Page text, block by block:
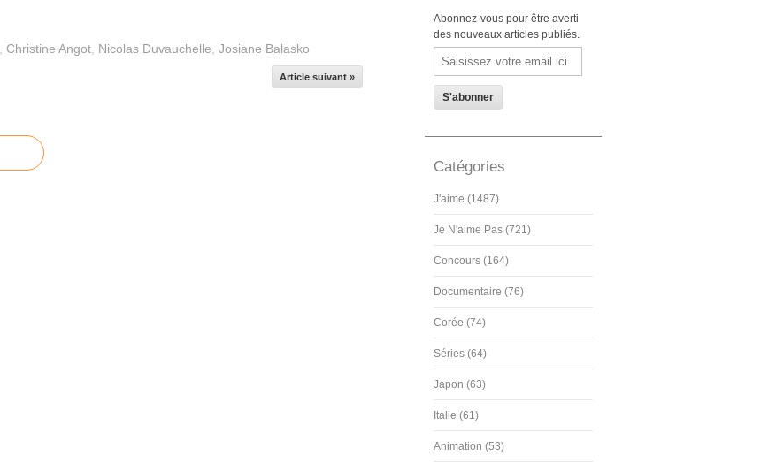
Christine Angot Nicolas Duvauchelle Josiane Balasko
Article suivant »
Abonnez-vous pour être averti
des nouveaux articles publiés.
Email
Catégories
J'aime (1487)
Je N'aime Pas (721)
Concours (164)
Documentaire (76)
Corée (74)
Séries (64)
Japon (63)
Italie (61)
Animation (53)